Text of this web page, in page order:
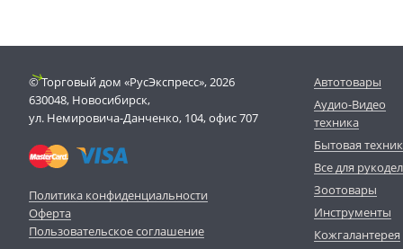
© Торговый дом «РусЭкспресс», 2026
630048, Новосибирск,
ул. Немировича-Данченко, 104, офис 707
Политика конфиденциальности
Оферта
Пользовательское соглашение
Автотовары
Аудио-Видео
техника
Бытовая
Все для
Зоотовары
Инструменты
Кожгалантерея